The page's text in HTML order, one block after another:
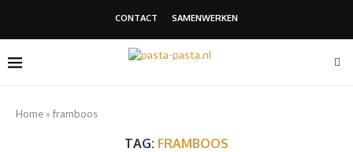
CONTACT SAMENWERKEN
Home » framboos
TAG: FRAMBOOS